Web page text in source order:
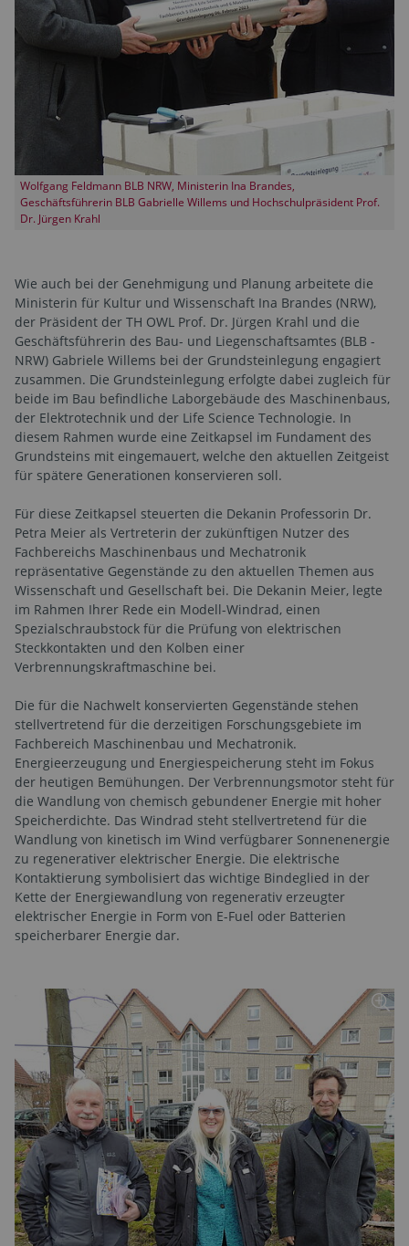
Wolfgang Feldmann BLB NRW, Ministerin Ina Brandes,
Geschäftsführerin BLB Gabrielle Willems und Hochschulpräsident Prof.
Dr. Jürgen Krahl
Wie auch bei der Genehmigung und Planung arbeitete die
Ministerin für Kultur und Wissenschaft Ina Brandes (NRW),
der Präsident der TH OWL Prof. Dr. Jürgen Krahl und die
Geschäftsführerin des Bau- und Liegenschaftsamtes (BLB -
NRW) Gabriele Willems bei der Grundsteinlegung engagiert
zusammen. Die Grundsteinlegung erfolgte dabei zugleich für
beide im Bau befindliche Laborgebäude des Maschinenbaus,
der Elektrotechnik und der Life Science Technologie. In
diesem Rahmen wurde eine Zeitkapsel im Fundament des
Grundsteins mit eingemauert, welche den aktuellen Zeitgeist
für spätere Generationen konservieren soll.
Für diese Zeitkapsel steuerten die Dekanin Professorin Dr.
Petra Meier als Vertreterin der zukünftigen Nutzer des
Fachbereichs Maschinenbaus und Mechatronik
repräsentative Gegenstände zu den aktuellen Themen aus
Wissenschaft und Gesellschaft bei. Die Dekanin Meier, legte
im Rahmen Ihrer Rede ein Modell-Windrad, einen
Spezialschraubstock für die Prüfung von elektrischen
Steckkontakten und den Kolben einer
Verbrennungskraftmaschine bei.
Die für die Nachwelt konservierten Gegenstände stehen
stellvertretend für die derzeitigen Forschungsgebiete im
Fachbereich Maschinenbau und Mechatronik.
Energieerzeugung und Energiespeicherung steht im Fokus
der heutigen Bemühungen. Der Verbrennungsmotor steht für
die Wandlung von chemisch gebundener Energie mit hoher
Speicherdichte. Das Windrad steht stellvertretend für die
Wandlung von kinetisch im Wind verfügbarer Sonnenenergie
zu regenerativer elektrischer Energie. Die elektrische
Kontaktierung symbolisiert das wichtige Bindeglied in der
Kette der Energiewandlung von regenerativ erzeugter
elektrischer Energie in Form von E-Fuel oder Batterien
speicherbarer Energie dar.